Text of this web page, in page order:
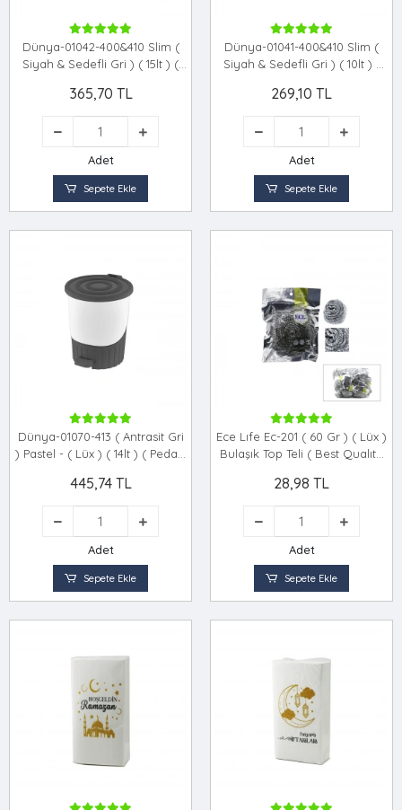
Dünya-01042-400&410 Slim (
Siyah & Sedefli Gri ) ( 15lt ) (
225x305x393mm )*14=k
365,70 TL
Adet
Sepete Ekle
Dünya-01041-400&410 Slim (
Siyah & Sedefli Gri ) ( 10lt ) (
200x265x345mm )*18=k
269,10 TL
Adet
Sepete Ekle
Dünya-01070-413 ( Antrasit Gri
) Pastel - ( Lüx ) ( 14lt ) ( Pedallı
315x285x335mm )*6=k
445,74 TL
Adet
Sepete Ekle
Ece Lıfe Ec-201 ( 60 Gr ) ( Lüx )
Bulaşık Top Teli ( Best Qualıty
28,98 TL
Adet
Sepete Ekle